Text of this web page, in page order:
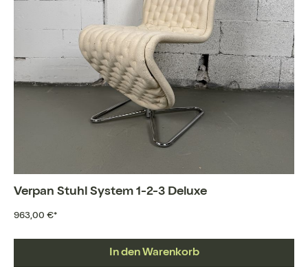
Verpan Stuhl System 1-2-3 Deluxe
963,00 €*
In den Warenkorb